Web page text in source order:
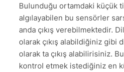
Bulunduğu ortamdaki küçük
algılayabilen bu sensörler
anda çıkış verebilmektedir.
olarak çıkış alabildiğiniz gibi
olarak ta çıkış alabilirisiniz.
kontrol etmek istediğiniz en